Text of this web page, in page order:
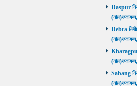
Daspur
Debra
Kharagpur
Sabang